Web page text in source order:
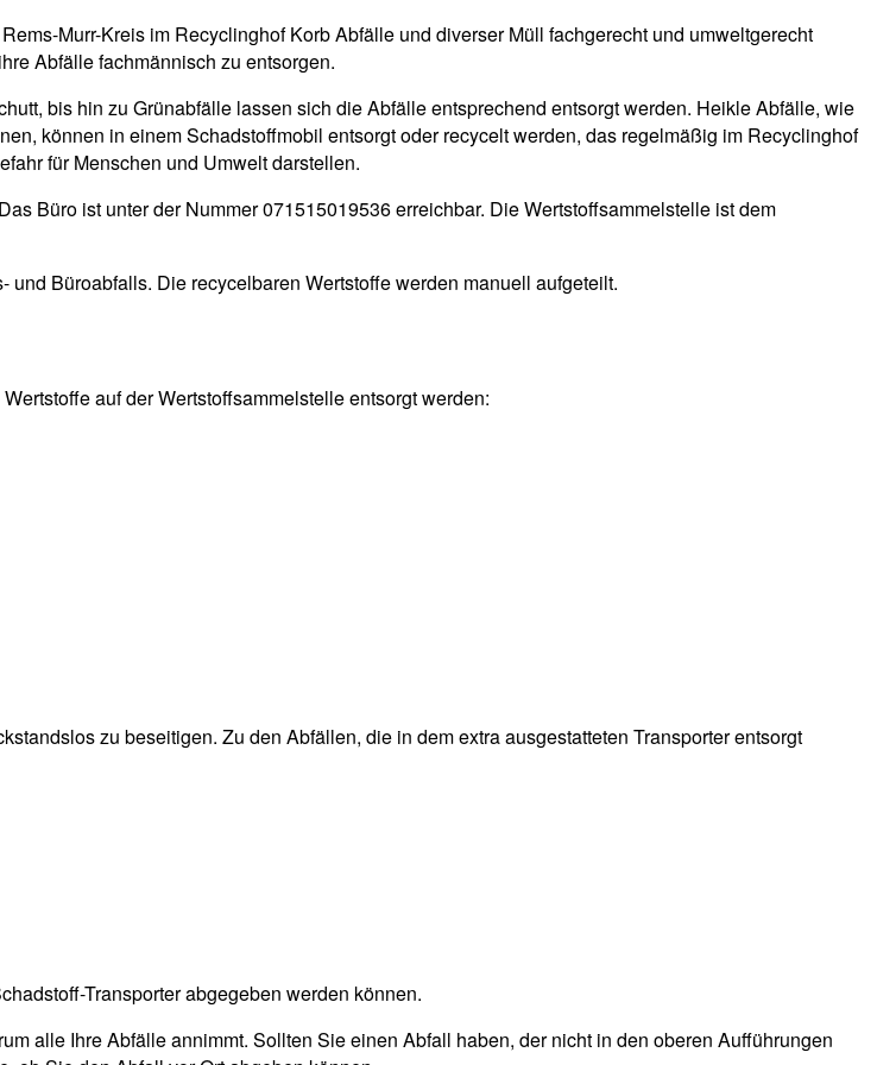
Murr-Kreis im Recyclinghof Korb Abfälle und diverser Müll fachgerecht und umweltgerecht
Abfälle fachmännisch zu entsorgen.
bis hin zu Grünabfälle lassen sich die Abfälle entsprechend entsorgt werden. Heikle Abfälle, wie
können in einem Schadstoffmobil entsorgt oder recycelt werden, das regelmäßig im Recyclinghof
für Menschen und Umwelt darstellen.
Büro ist unter der Nummer 071515019536 erreichbar. Die Wertstoffsammelstelle ist dem
Büroabfalls. Die recycelbaren Wertstoffe werden manuell aufgeteilt.
auf der Wertstoffsammelstelle entsorgt werden:
zu beseitigen. Zu den Abfällen, die in dem extra ausgestatteten Transporter entsorgt
Transporter abgegeben werden können.
alle Ihre Abfälle annimmt. Sollten Sie einen Abfall haben, der nicht in den oberen Aufführungen